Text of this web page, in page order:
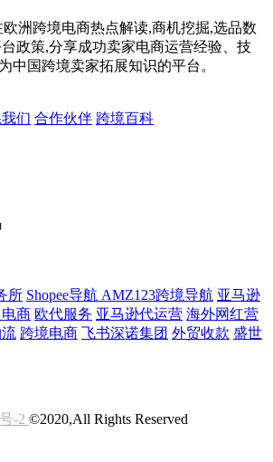
洲跨境电商热点解读,商机挖掘,选品数
政策,分享成功卖家电商运营经验、技
中国跨境卖家拓展知识的平台。
们 合作伙伴 跨境百科
所 Shopee导航 AMZ123跨境导航 亚马逊
商 欧代服务 亚马逊代运营 海外网红营
跨境电商 飞书深诺集团 外贸收款 盛世
-2 ©2020,All Rights Reserved